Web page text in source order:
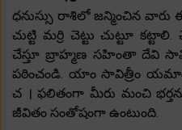
ధనుస్సు రాశిలో జన్మించిన
చుట్టి మర్రి చెట్టు చుట్టూ కట్టాలి.
చేస్తూ బ్రాహ్మణ సహింతా దేవి
పఠించండి. యాం సావిత్రీం
చ । ఫలితంగా మీరు మంచి
జీవితం సంతోషంగా ఉంటుంది.